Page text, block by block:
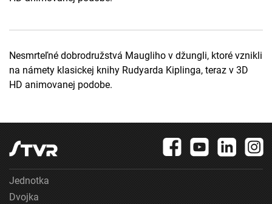
Nesmrteľné dobrodružstvá Maugliho v džungli, ktoré vznikli
na námety klasickej knihy Rudyarda Kiplinga, teraz v 3D
HD animovanej podobe.
Jednotka
Dvojka